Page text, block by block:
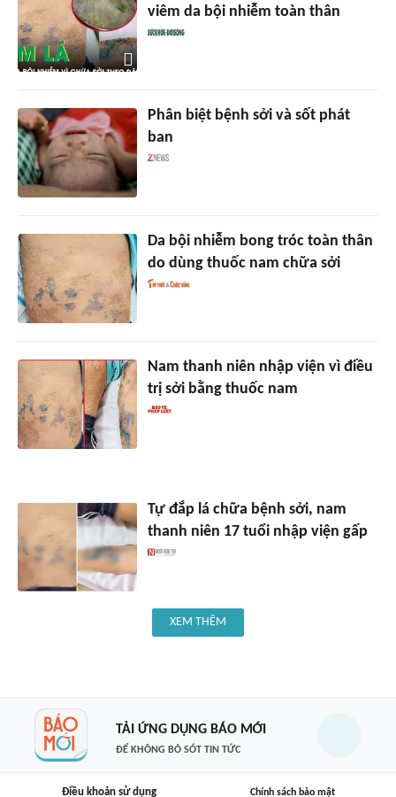
viêm da bội nhiễm toàn thân
Phân biệt bệnh sởi và sốt phát
ban
Da bội nhiễm bong tróc toàn thân
do dùng thuốc nam chữa sởi
Nam thanh niên nhập viện vì điều
trị sởi bằng thuốc nam
Tự đắp lá chữa bệnh sởi, nam
thanh niên 17 tuổi nhập viện gấp
XEM THÊM
TẢI ỨNG DỤNG BÁO MỚI
ĐỂ KHÔNG BỎ SÓT TIN TỨC
Điều khoản sử dụng Chính sách bảo mật